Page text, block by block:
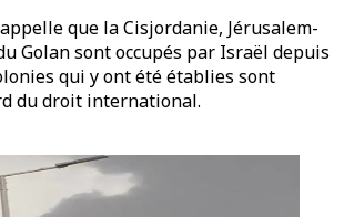
que la Cisjordanie, Jérusalem-
Golan sont occupés par Israël depuis
qui y ont été établies sont
du droit international.